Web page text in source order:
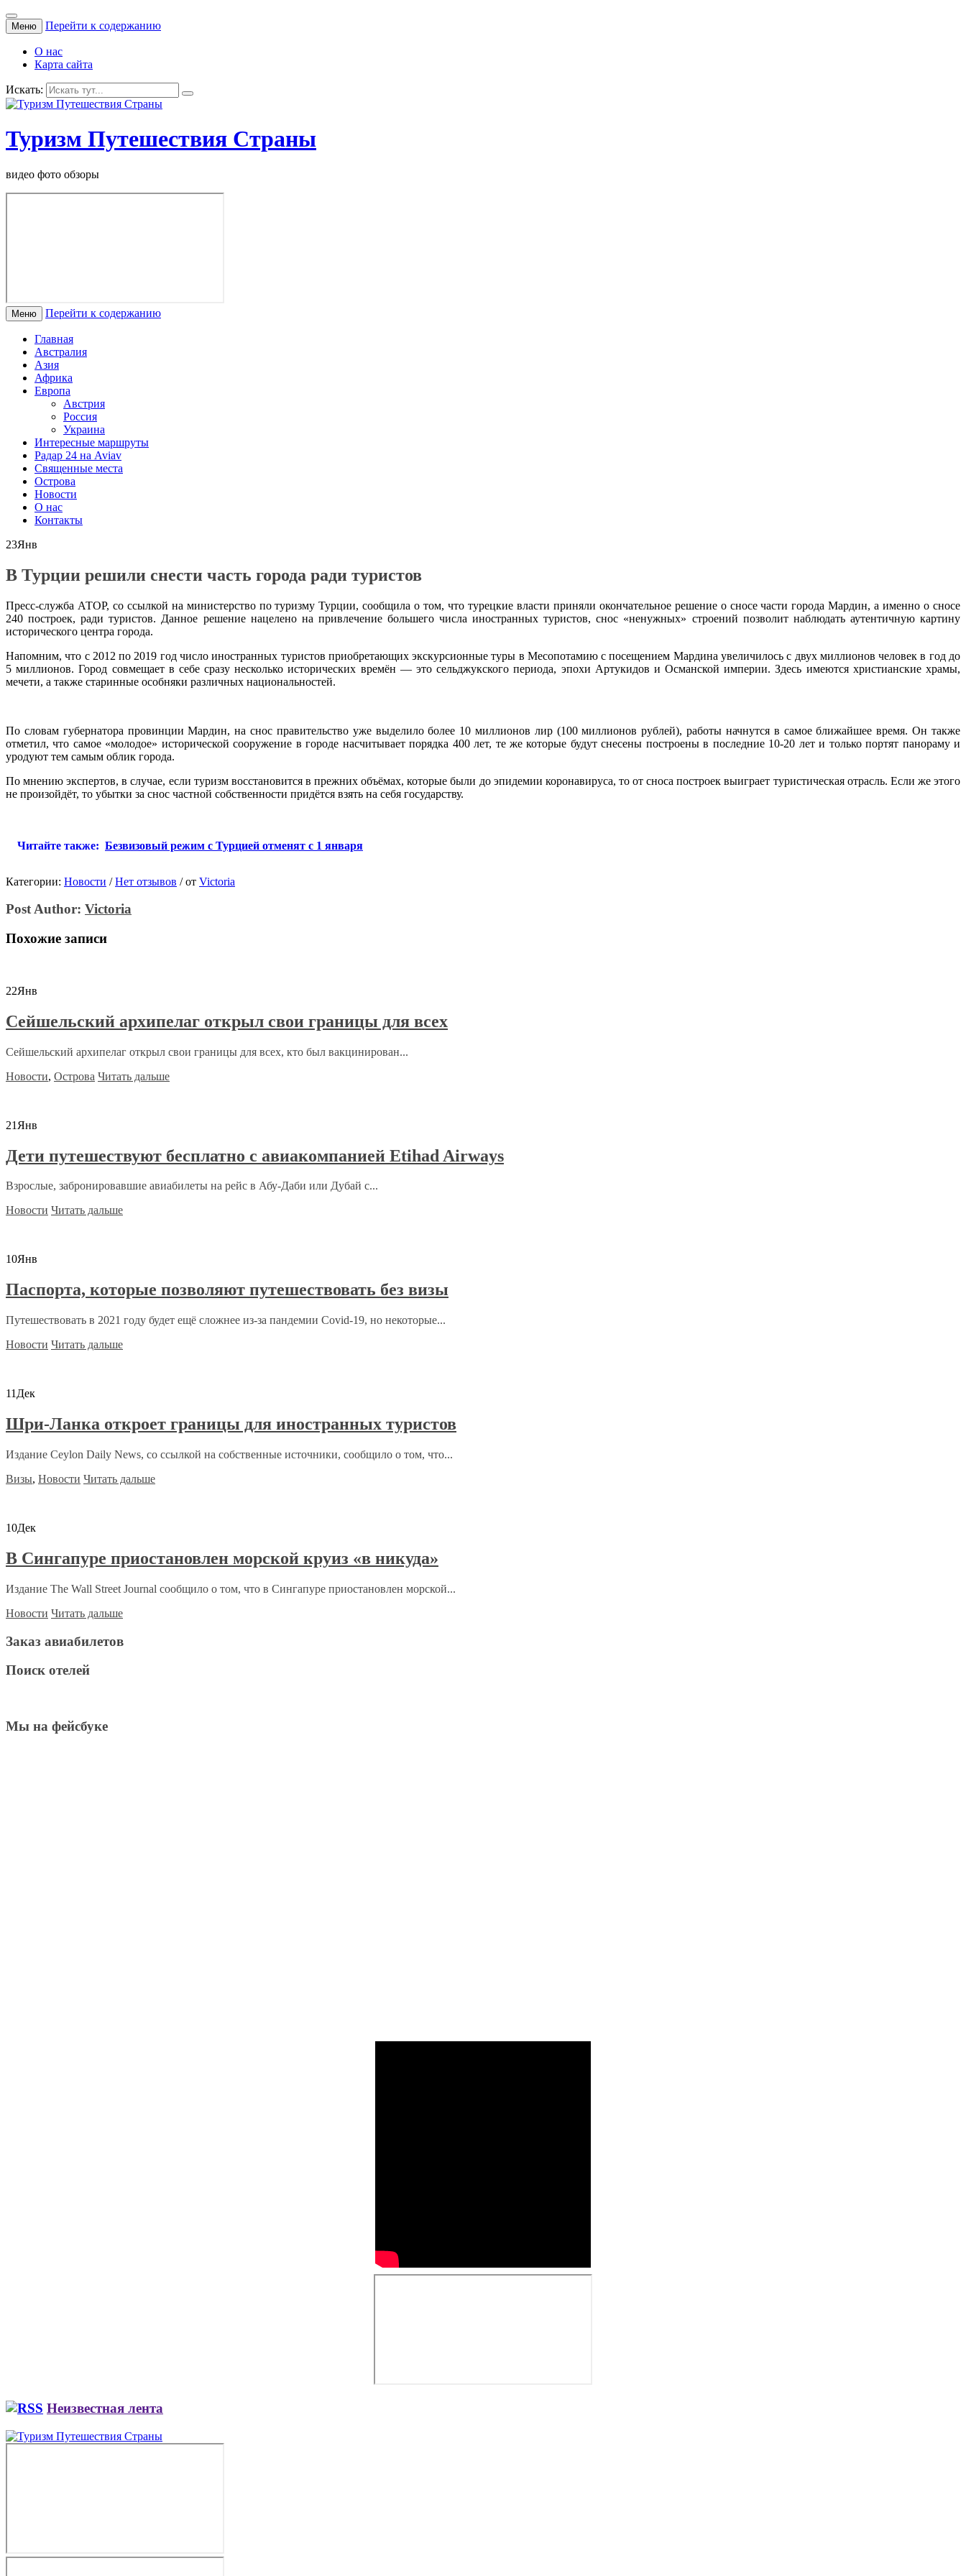
Меню Перейти к содержанию
О нас
Карта сайта
Искать:
Туризм Путешествия Страны
видео фото обзоры
Меню Перейти к содержанию
Главная
Австралия
Азия
Африка
Европа
Австрия
Россия
Украина
Интересные маршруты
Радар 24 на Aviav
Священные места
Острова
Новости
О нас
Контакты
23Янв
В Турции решили снести часть города ради туристов
Пресс-служба АТОР, со ссылкой на министерство по туризму Турции, сообщила о том, что турецкие власти приняли окончательное решение о сносе части городаМардин, а именно о сносе
240 построек, ради туристов. Данное решение нацелено на привлечение большего числа иностранных туристов, снос «ненужных» строений позволит наблюдать аутентичную картину
исторического центра города.
Напомним, что с 2012 по 2019 год число иностранных туристов приобретающих экскурсионные туры в Месопотамию с посещением Мардина увеличилось с двух миллионов человек в год до
5 миллионов. Город совмещает в себе сразу несколько исторических времён — это сельджукского периода, эпохи Артукидов и Османской империи. Здесь имеются христианские храмы,
мечети, а также старинные особняки различных национальностей.
По словам губернатора провинции Мардин, на снос правительство уже выделило более 10 миллионов лир (100 миллионов рублей), работы начнутся в самое ближайшее время. Он также
отметил, что самое «молодое» исторической сооружение в городе насчитывает порядка 400 лет, те же которые будут снесены построены в последние 10-20 лет и только портят панораму и
уродуют тем самым облик города.
По мнению экспертов, в случае, если туризм восстановится в прежних объёмах, которые были до эпидемии коронавируса, то от сноса построек выиграет туристическая отрасль. Если же этого
не произойдёт, то убытки за снос частной собственности придётся взять на себя государству.
Читайте также: Безвизовый режим с Турцией отменят с 1 января
Категории: Новости / Нет отзывов /от Victoria
Post Author: Victoria
Похожие записи
22Янв
Сейшельский архипелаг открыл свои границы для всех
Сейшельский архипелаг открыл свои границы для всех, кто был вакцинирован...
Новости, Острова Читать дальше
21 Янв
Дети путешествуют бесплатно с авиакомпанией Etihad Airways
Взрослые, забронировавшие авиабилеты на рейс в Абу-Даби или Дубай с...
Новости Читать дальше
10Янв
Паспорта, которые позволяют путешествовать без визы
Путешествовать в 2021 году будет ещё сложнее из-за пандемии Covid-19, но некоторые...
Новости Читать дальше
11 Дек
Шри-Ланка откроет границы для иностранных туристов
Издание Ceylon Daily News, со ссылкой на собственные источники, сообщило о том, что...
Визы, Новости Читать дальше
10Дек
В Сингапуре приостановлен морской круиз «в никуда»
Издание The Wall Street Journal сообщило о том, что в Сингапуре приостановлен морской...
Новости Читать дальше
Заказ авиабилетов
Поиск отелей
Мы на фейсбуке
Неизвестная лента